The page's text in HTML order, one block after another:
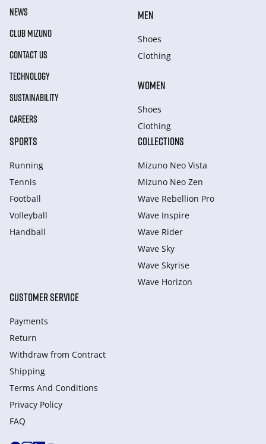
NEWS
CLUB MIZUNO
CONTACT US
TECHNOLOGY
SUSTAINABILITY
CAREERS
MEN
Shoes
Clothing
WOMEN
Shoes
Clothing
SPORTS
Running
Tennis
Football
Volleyball
Handball
COLLECTIONS
Mizuno Neo Vista
Mizuno Neo Zen
Wave Rebellion Pro
Wave Inspire
Wave Rider
Wave Sky
Wave Skyrise
Wave Horizon
CUSTOMER SERVICE
Payments
Return
Withdraw from Сontract
Shipping
Terms And Conditions
Privacy Policy
FAQ